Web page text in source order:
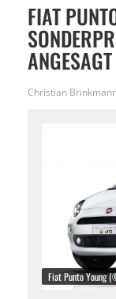
FIAT
NGESAGT
Christian
Fiat Punto Young